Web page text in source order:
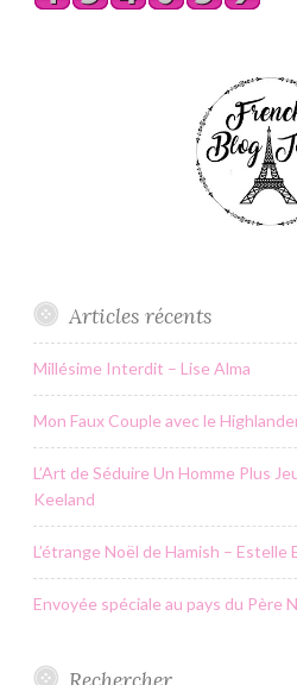
Articles récents
Millésime Interdit – Lise Alma
Mon Faux Couple avec le
L’Art de Séduire Un Homme Plus
Keeland
L’étrange Noël de Hamish – Estelle
Envoyée spéciale au pays du Père